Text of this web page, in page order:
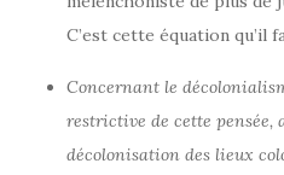
C’est cette équation qu’il
Concernant le
restrictive de cette pensée,
décolonisation des lieux